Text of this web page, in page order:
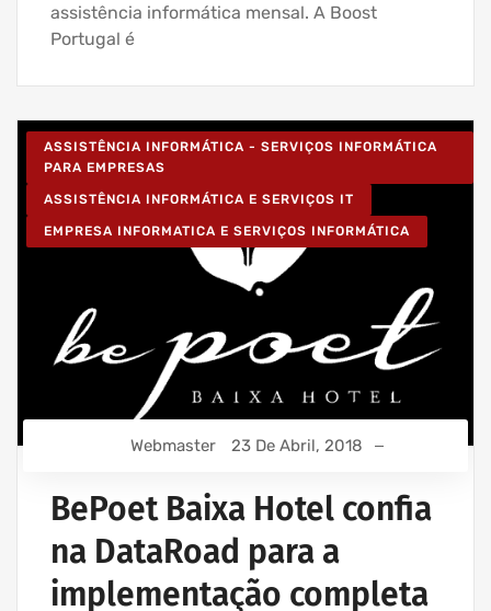
assistência informática mensal. A Boost
Portugal é
ASSISTÊNCIA INFORMÁTICA - SERVIÇOS INFORMÁTICA
PARA EMPRESAS
ASSISTÊNCIA INFORMÁTICA E SERVIÇOS IT
EMPRESA INFORMATICA E SERVIÇOS INFORMÁTICA
Webmaster 23 De Abril, 2018
BePoet Baixa Hotel confia
na DataRoad para a
implementação completa